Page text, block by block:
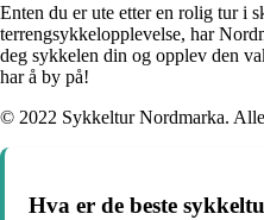
Enten du er ute etter en rolig tur i
terrengsykkelopplevelse, har
deg sykkelen din og opplev den
har å by på!
© 2022 Sykkeltur Nordmarka.
Hva er de beste